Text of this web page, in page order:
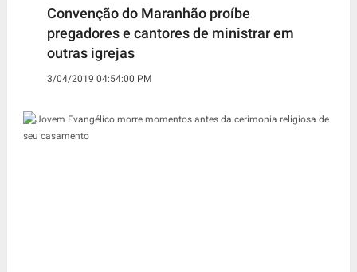
Convenção do Maranhão proíbe
pregadores e cantores de ministrar em
outras igrejas
3/04/2019 04:54:00 PM